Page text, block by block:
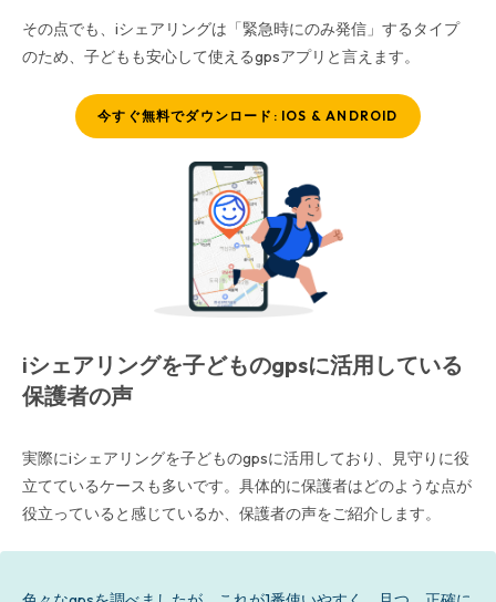
その点でも、iシェアリングは「緊急時にのみ発信」するタイプ
のため、子どもも安心して使えるgpsアプリと言えます。
今すぐ無料でダウンロード: IOS & ANDROID
iシェアリングを子どものgpsに活用している
保護者の声
実際にiシェアリングを子どものgpsに活用しており、見守りに役
立てているケースも多いです。具体的に保護者はどのような点が
役立っていると感じているか、保護者の声をご紹介します。